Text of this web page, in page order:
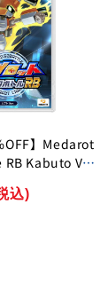
】Medarot
Kabuto Ver.
込)